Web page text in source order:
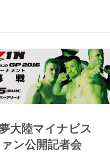
大陸マイナビス
ン公開記者会